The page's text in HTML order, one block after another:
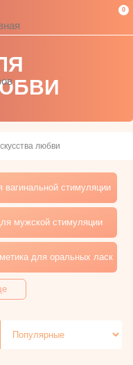
0
любви
вагинальной стимуляции
мужской стимуляции
для оральных ласк